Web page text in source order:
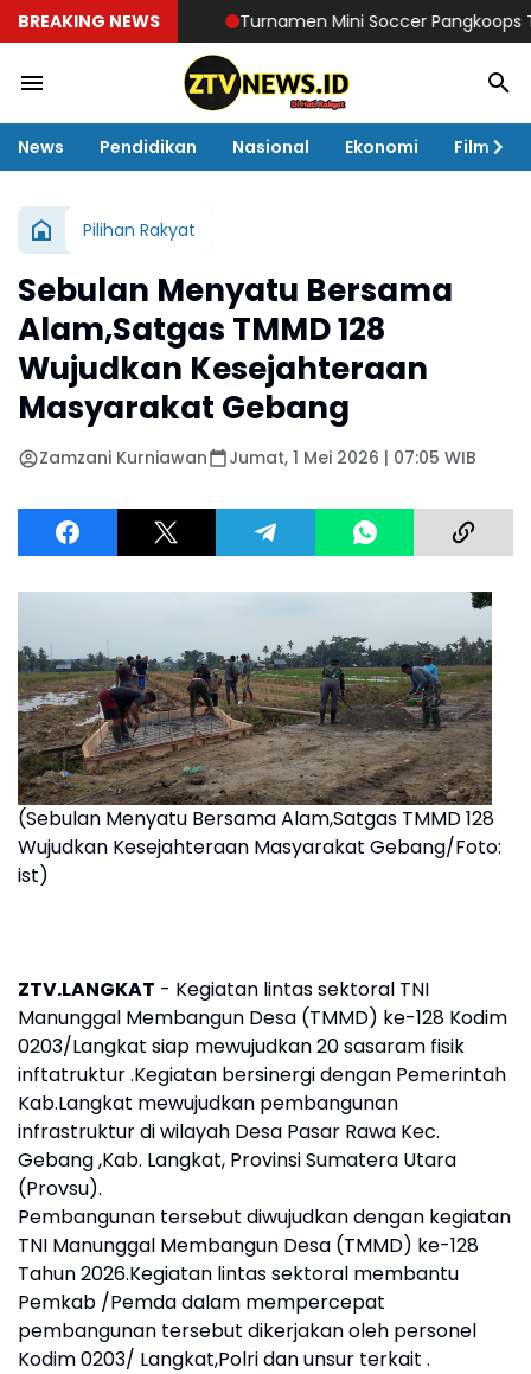
BREAKING NEWS Turnamen Mini Soccer Pangkoops TNI
News Pendidikan Nasional Ekonomi Film
Pilihan Rakyat
Sebulan Menyatu Bersama
Alam,Satgas TMMD 128
Wujudkan Kesejahteraan
Masyarakat Gebang
Zamzani Kurniawan Jumat, 1 Mei 2026 | 07:05 WIB
(Sebulan Menyatu Bersama Alam,Satgas TMMD 128
Wujudkan Kesejahteraan Masyarakat Gebang/Foto:
ist)
ZTV.LANGKAT - Kegiatan lintas sektoral TNI
Manunggal Membangun Desa (TMMD) ke-128 Kodim
0203/Langkat siap mewujudkan 20 sasaram fisik
inftatruktur .Kegiatan bersinergi dengan Pemerintah
Kab.Langkat mewujudkan pembangunan
infrastruktur di wilayah Desa Pasar Rawa Kec.
Gebang ,Kab. Langkat, Provinsi Sumatera Utara
(Provsu).
Pembangunan tersebut diwujudkan dengan kegiatan
TNI Manunggal Membangun Desa (TMMD) ke-128
Tahun 2026.Kegiatan lintas sektoral membantu
Pemkab /Pemda dalam mempercepat
pembangunan tersebut dikerjakan oleh personel
Kodim 0203/ Langkat,Polri dan unsur terkait .